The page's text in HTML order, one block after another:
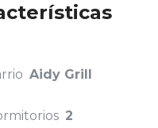
Aidy Grill
2